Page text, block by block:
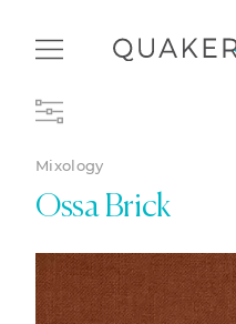
Mixology
Ossa Brick